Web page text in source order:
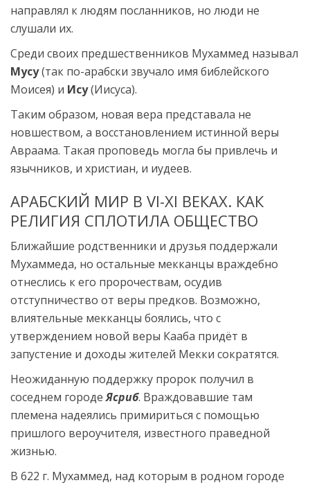
направлял к людям посланников, но люди не
слушали их.
Среди своих предшественников Мухаммед называл
Мусу(так по-арабски звучало имя библейского
Моисея) и Ису(Иисуса).
Таким образом, новая вера представала не
новшеством, а восстановлением истинной веры
Авраама. Такая проповедь могла бы привлечь и
язычников, и христиан, и иудеев.
АРАБСКИЙ МИР В VI-XI ВЕКАХ. КАК
РЕЛИГИЯ СПЛОТИЛА ОБЩЕСТВО
Ближайшие родственники и друзья поддержали
Мухаммеда, но остальные мекканцы враждебно
отнеслись к его пророчествам, осудив
отступничество от веры предков. Возможно,
влиятельные мекканцы боялись, что с
утверждением новой веры Кааба придёт в
запустение и доходы жителей Мекки сократятся.
Неожиданную поддержку пророк получил в
соседнем городеЯсриб. Враждовавшие там
племена надеялись примириться с помощью
пришлого вероучителя, известного праведной
жизнью.
В 622 г. Мухаммед, над которым в родном городе